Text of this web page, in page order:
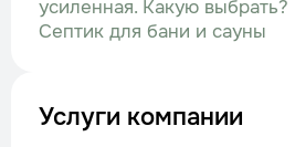
усиленная. Какую выбрать?
Септик для бани и сауны
Услуги компании